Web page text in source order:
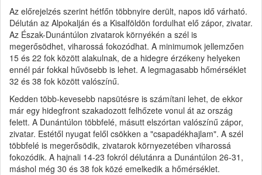
Az előrejelzés szerint hétfőn többnyire derült, napos idő várható.
Délután az Alpokalján és a Kisalföldön fordulhat elő zápor, zivatar.
Az Észak-Dunántúlon zivatarok környékén a szél is
megerősödhet, viharossá fokozódhat. A minimumok jellemzően
15 és 22 fok között alakulnak, de a hidegre érzékeny helyeken
ennél pár fokkal hűvösebb is lehet. A legmagasabb hőmérséklet
32 és 38 fok között valószínű.
Kedden több-kevesebb napsütésre is számítani lehet, de ekkor
már egy hidegfront szakadozott felhőzete vonul át az ország
felett. A Dunántúlon többfelé, másutt elszórtan valószínű zápor,
zivatar. Estétől nyugat felől csökken a "csapadékhajlam". A szél
többfelé is megerősödik, zivatarok környezetében viharossá
fokozódik. A hajnali 14-23 fokról délutánra a Dunántúlon 26-31,
máshol még 30 és 38 fok közé emelkedik a hőmérséklet.